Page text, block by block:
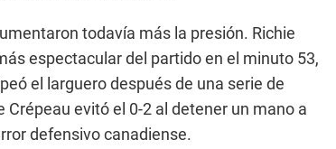
todavía más la presión. Richie
espectacular del partido en el minuto 53,
el larguero después de una serie de
evitó el 0-2 al detener un mano a
defensivo canadiense.